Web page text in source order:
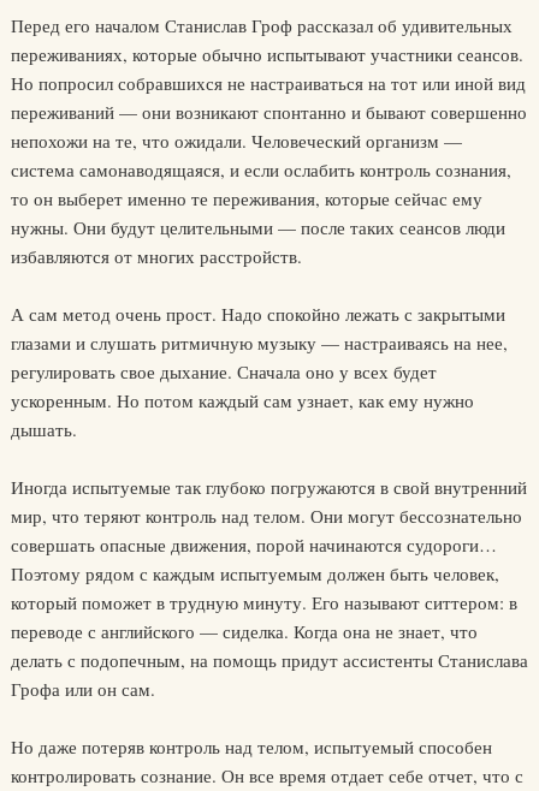
Перед его началом Станислав Гроф рассказал об удивительных
переживаниях, которые обычно испытывают участники сеансов.
Но попросил собравшихся не настраиваться на тот или иной вид
переживаний — они возникают спонтанно и бывают совершенно
непохожи на те, что ожидали. Человеческий организм —
система самонаводящаяся, и если ослабить контроль сознания,
то он выберет именно те переживания, которые сейчас ему
нужны. Они будут целительными — после таких сеансов люди
избавляются от многих расстройств.
А сам метод очень прост. Надо спокойно лежать с закрытыми
глазами и слушать ритмичную музыку — настраиваясь на нее,
регулировать свое дыхание. Сначала оно у всех будет
ускоренным. Но потом каждый сам узнает, как ему нужно
дышать.
Иногда испытуемые так глубоко погружаются в свой внутренний
мир, что теряют контроль над телом. Они могут бессознательно
совершать опасные движения, порой начинаются судороги…
Поэтому рядом с каждым испытуемым должен быть человек,
который поможет в трудную минуту. Его называют ситтером: в
переводе с английского — сиделка. Когда она не знает, что
делать с подопечным, на помощь придут ассистенты Станислава
Грофа или он сам.
Но даже потеряв контроль над телом, испытуемый способен
контролировать сознание. Он все время отдает себе отчет, что с